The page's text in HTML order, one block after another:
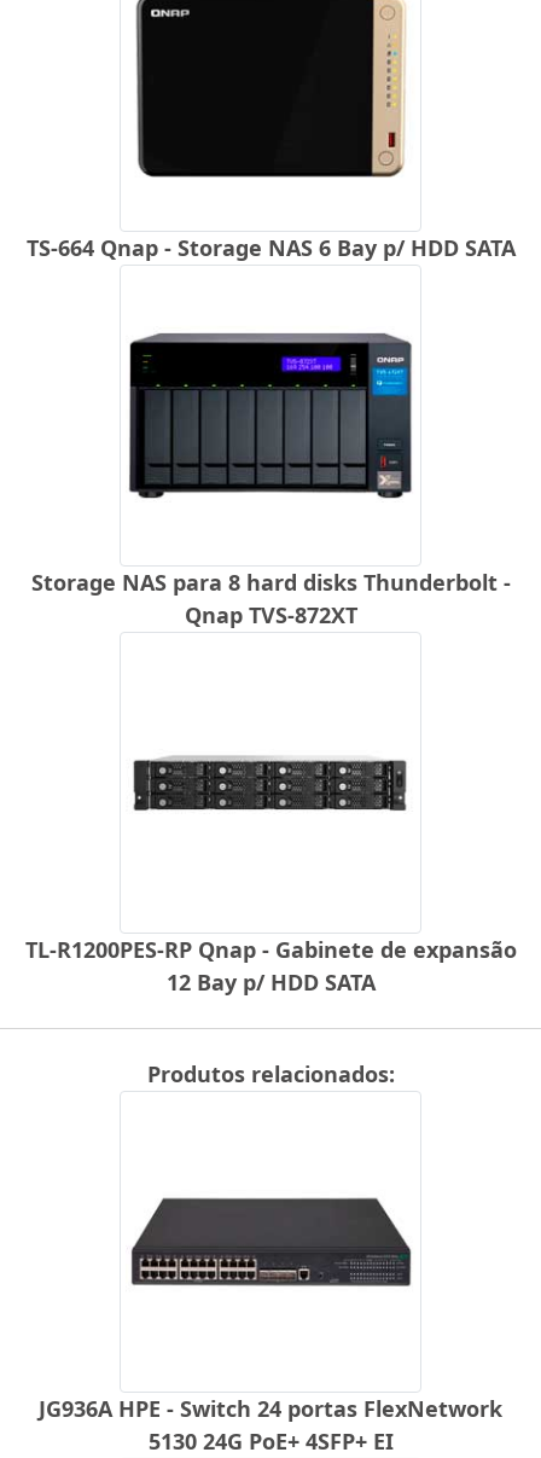
TS-664 Qnap - Storage NAS 6 Bay p/ HDD SATA
Storage NAS para 8 hard disks Thunderbolt -
Qnap TVS-872XT
TL-R1200PES-RP Qnap - Gabinete de expansão
12 Bay p/ HDD SATA
Produtos relacionados:
JG936A HPE - Switch 24 portas FlexNetwork
5130 24G PoE+ 4SFP+ EI